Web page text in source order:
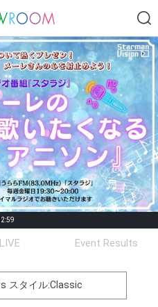
Goal
number of
positions
Rema
ター制作権獲
Event Results
スタイル:Classic